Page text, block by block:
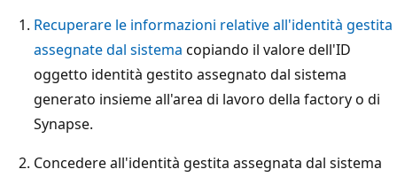
Recuperare le informazioni relative all'identità gestita
assegnate dal sistema copiando il valore dell'ID
oggetto identità gestito assegnato dal sistema
generato insieme all'area di lavoro della factory o di
Synapse.
Concedere all'identità gestita assegnata dal sistema